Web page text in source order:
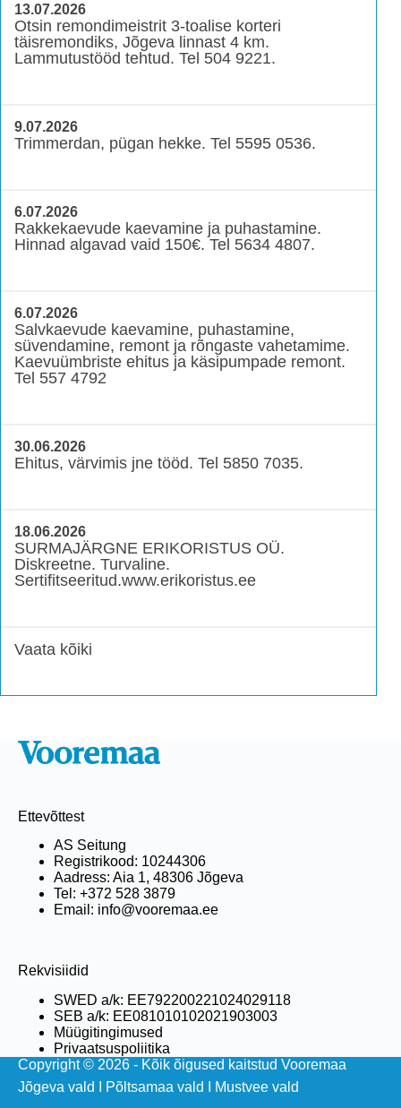
13.07.2026
Otsin remondimeistrit 3-toalise korteri
täisremondiks, Jõgeva linnast 4 km.
Lammutustööd tehtud. Tel 504 9221.
9.07.2026
Trimmerdan, pügan hekke. Tel 5595 0536.
6.07.2026
Rakkekaevude kaevamine ja puhastamine.
Hinnad algavad vaid 150€. Tel 5634 4807.
6.07.2026
Salvkaevude kaevamine, puhastamine,
süvendamine, remont ja rõngaste vahetamime.
Kaevuümbriste ehitus ja käsipumpade remont.
Tel 557 4792
30.06.2026
Ehitus, värvimis jne tööd. Tel 5850 7035.
18.06.2026
SURMAJÄRGNE ERIKORISTUS OÜ.
Diskreetne. Turvaline.
Sertifitseeritud.www.erikoristus.ee
Vaata kõiki
Ettevõttest
AS Seitung
Registrikood: 10244306
Aadress: Aia 1, 48306 Jõgeva
Tel: +372 528 3879
Email: info@vooremaa.ee
Rekvisiidid
SWED a/k: EE792200221024029118
SEB a/k: EE081010102021903003
Müügitingimused
Privaatsuspoliitika
Copyright © 2026 - Kõik õigused kaitstud Vooremaa
Jõgeva vald
Põltsamaa vald Mustvee vald